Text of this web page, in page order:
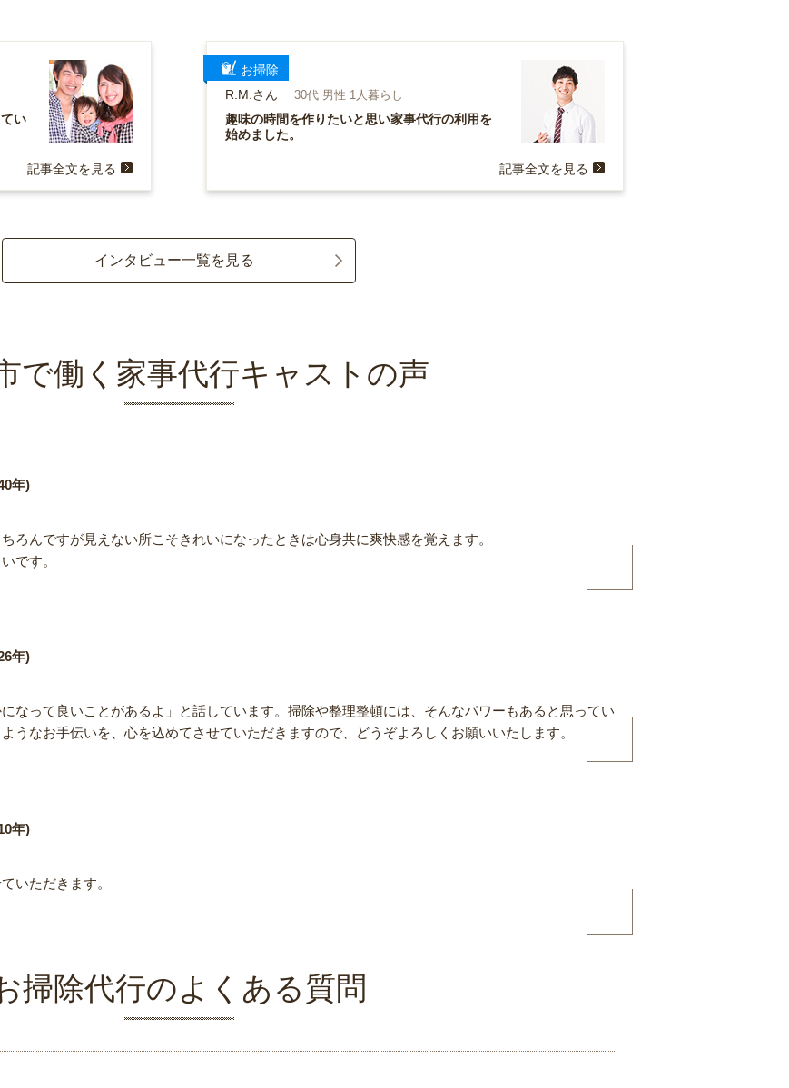
い
記事全文を見る
お掃除
R.M.さん
30代 男性 1人暮らし
趣味の時間を作りたいと思い家事代行の利用を
始めました。
記事全文を見る
インタビュー一覧を見る
で働く家事代行キャストの声
年)
ろんですが見えない所こそきれいになったときは心身共に爽快感を覚えます。
です。
年)
なって良いことがあるよ」と話しています。掃除や整理整頓には、そんなパワーもあると思ってい
うなお手伝いを、心を込めてさせていただきますので、どうぞよろしくお願いいたします。
年)
いただきます。
掃除代行のよくある質問